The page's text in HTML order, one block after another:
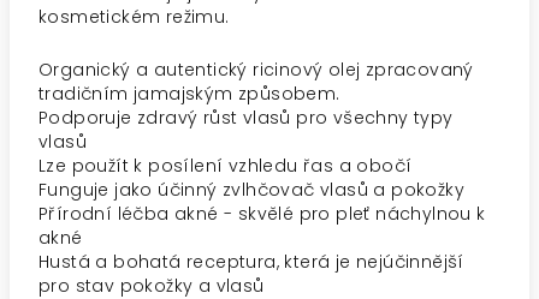
kosmetickém režimu.
Organický a autentický ricinový olej zpracovaný
tradičním jamajským způsobem.
Podporuje zdravý růst vlasů pro všechny typy
vlasů
Lze použít k posílení vzhledu řas a obočí
Funguje jako účinný zvlhčovač vlasů a pokožky
Přírodní léčba akné - skvělé pro pleť náchylnou k
akné
Hustá a bohatá receptura, která je nejúčinnější
pro stav pokožky a vlasů